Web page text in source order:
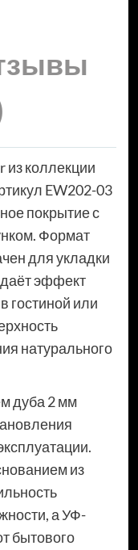
из коллекции
EW202-03
покрытие с
Формат
для укладки
эффект
гостиной или
натурального
дуба 2 мм
из
а УФ-
бытового